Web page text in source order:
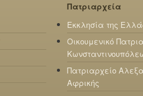
Πατριαρχεία
Εκκλησία της
Οικουμενικό
Πατριαρχείο
Αφρικής